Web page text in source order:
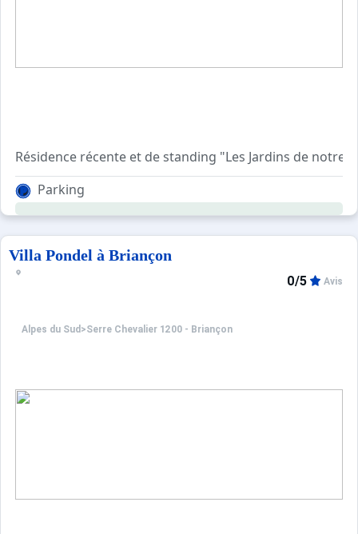
Résidence récente et de standing "Les Jardins de
Place de parking + Garage.
Trés beau volumes !!
Parking
Villa Pondel à Briançon
Alpes du Sud >Serre Chevalier 1200 - Briançon
0/5 Avis